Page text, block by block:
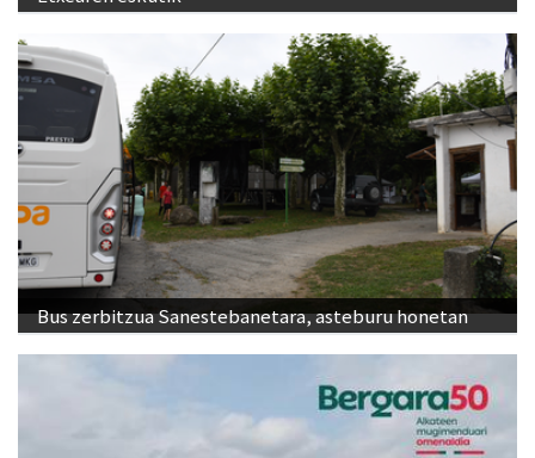
Bus zerbitzua Sanestebanetara, asteburu honetan